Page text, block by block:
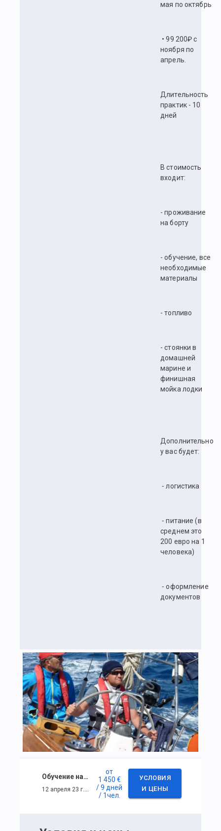
мая по октябрь
• 99 200₽ с
ноября по
апрель.
Длительность
практик - 10
дней
В стоимость
входит:
- проживание
на борту
- обучение, все
необходимые
материалы
- топливо
- стоянки в
домашней
марине и
финишная
мойка лодки
Дополнительно
у вас будет:
⁃ логистика
⁃ питание (в
среднем это
200 евро на 1
человека)
⁃ оформление
документов
Обучение на IYT Bareboat Skipper
от
1 450 €
/ 9 дней
/ 1чел.
УСЛОВИЯ
И ЦЕНЫ